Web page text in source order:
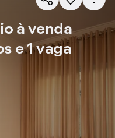
à venda
e 1 vaga